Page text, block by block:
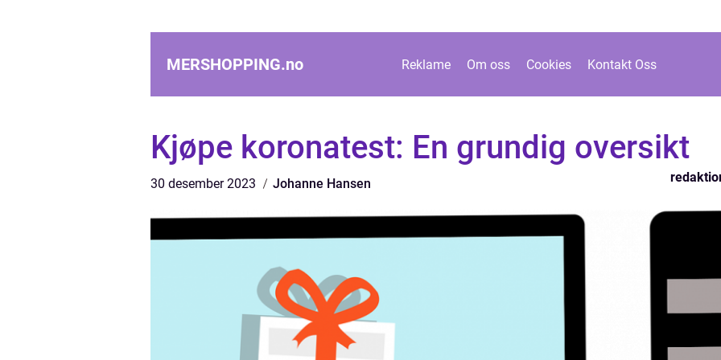
MERSHOPPING.no Reklame Om oss Cookies Kontakt Oss
Kjøpe koronatest: En grundig oversikt
30 desember 2023 Johanne Hansen